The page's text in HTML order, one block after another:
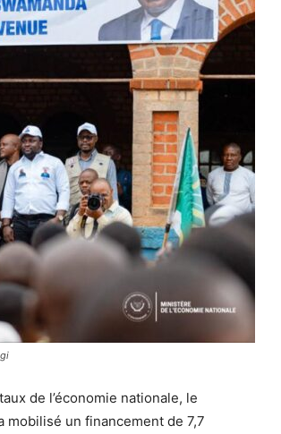
de l’économie nationale, le
un financement de 7,7